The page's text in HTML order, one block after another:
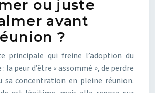
ou juste
avant
?
principale qui freine l’adoption du
la peur d’être « assommé », de perdre
sa concentration en pleine réunion.